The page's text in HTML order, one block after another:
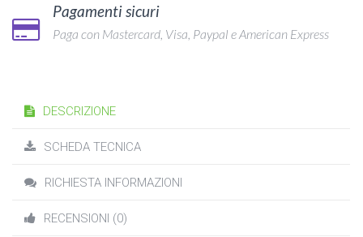
Pagamenti sicuri
Paga con Mastercard, Visa, Paypal e American Express
DESCRIZIONE
SCHEDA TECNICA
RICHIESTA INFORMAZIONI
RECENSIONI (0)